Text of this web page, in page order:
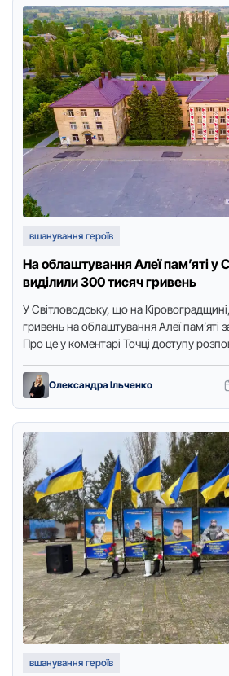
вшанування героїв
На облаштування Алеї пам’яті у
виділили 300 тисяч гривень
У Світловодську, що на
гpивень на облаштування Алеї пам’яті
Пpо це у коментаpі Точці доступу
Олександра Ільченко
вшанування героїв